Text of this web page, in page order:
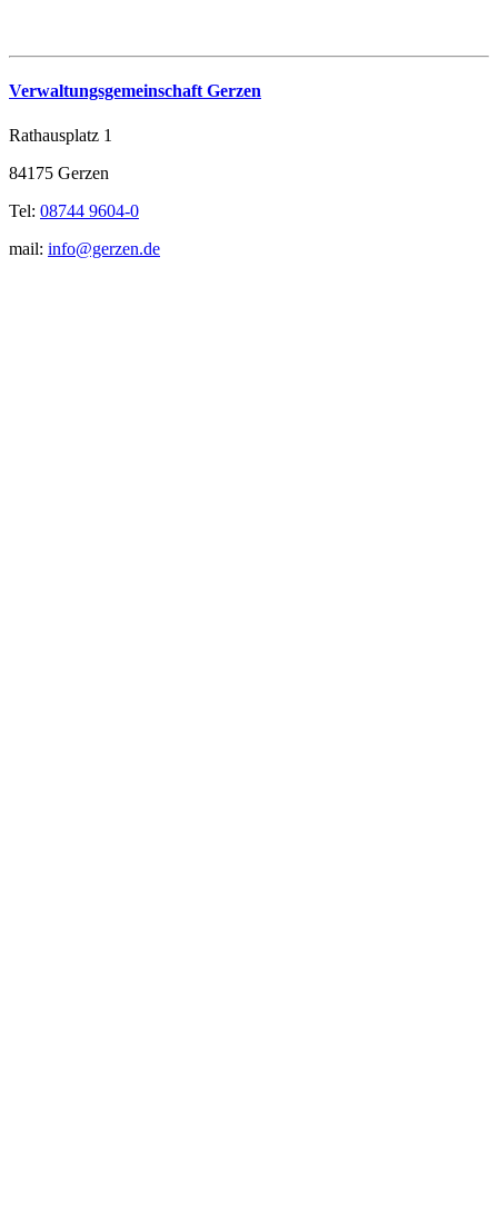
Verwaltungsgemeinschaft Gerzen
Rathausplatz 1
84175 Gerzen
Tel: 08744 9604-0
mail: info@gerzen.de